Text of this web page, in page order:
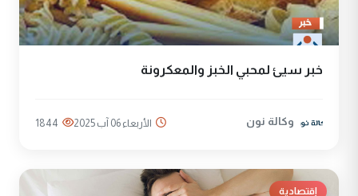
خبر سيئ لمحبي الخبز والمعكرونة
وكالة نون الأربعاء 06 آب 2025 1844
إقتصادية